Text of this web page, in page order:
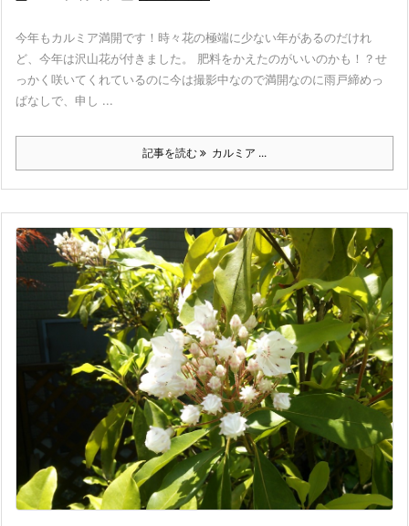
今年もカルミア満開です！時々花の極端に少ない年があるのだけれ
ど、今年は沢山花が付きました。 肥料をかえたのがいいのかも！？せ
っかく咲いてくれているのに今は撮影中なので満開なのに雨戸締めっ
ぱなしで、申し ...
記事を読む カルミア ...